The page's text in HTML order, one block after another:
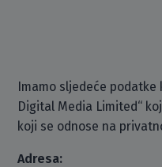
Imamo sljedeće podatke
Digital Media Limited“
koji se odnose na
Adresa: